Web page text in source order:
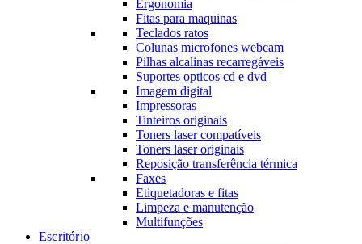
Ergonomia
Fitas para maquinas
Teclados ratos
Colunas microfones webcam
Pilhas alcalinas recarregáveis
Suportes opticos cd e dvd
Imagem digital
Impressoras
Tinteiros originais
Toners laser compatíveis
Toners laser originais
Reposição transferência térmica
Faxes
Etiquetadoras e fitas
Limpeza e manutenção
Multifunções
Escritório